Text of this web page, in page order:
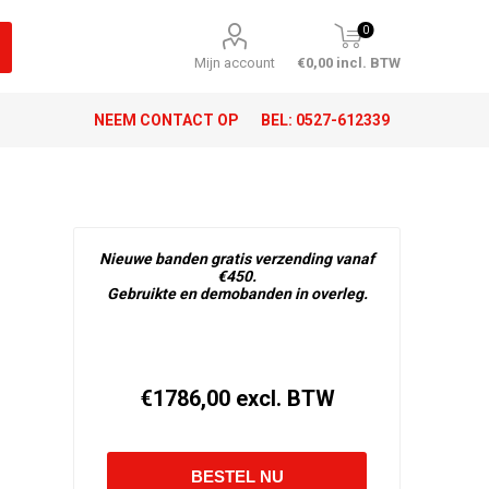
Mijn account
0
€0,00 incl. BTW
NEEM CONTACT OP BEL: 0527-612339
Nieuwe banden gratis verzending vanaf
€450.
Gebruikte en demobanden in overleg.
€1786,00 excl. BTW